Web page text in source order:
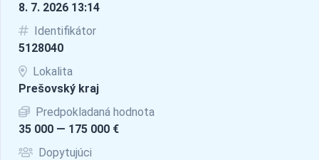
8. 7. 2026 13:14
Identifikátor
5128040
Lokalita
Prešovský kraj
Predpokladaná hodnota
35 000 — 175 000 €
Dopytujúci